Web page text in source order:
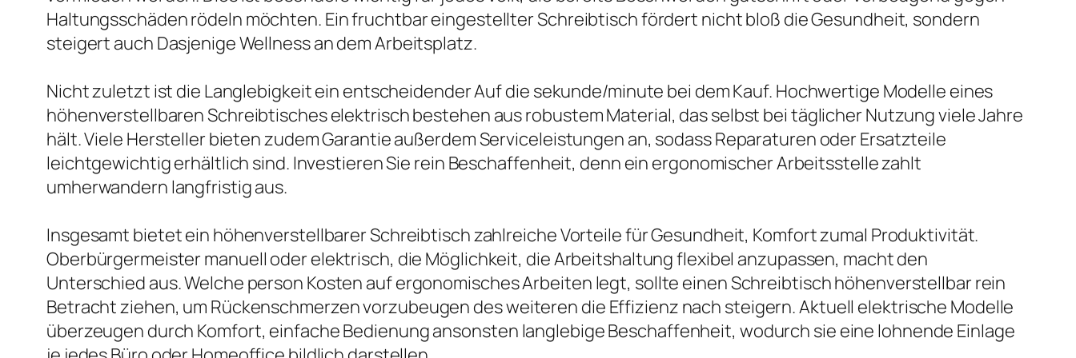
Haltungsschäden rödeln möchten. Ein fruchtbar eingestellter Schreibtisch fördert nicht bloß die Gesundheit, sondern
steigert auch Dasjenige Wellness an dem Arbeitsplatz.
Nicht zuletzt ist die Langlebigkeit ein entscheidender Auf die sekunde/minute bei dem Kauf. Hochwertige Modelle eines
höhenverstellbaren Schreibtisches elektrisch bestehen aus robustem Material, das selbst bei täglicher Nutzung viele Jahre
hält. Viele Hersteller bieten zudem Garantie außerdem Serviceleistungen an, sodass Reparaturen oder Ersatzteile
leichtgewichtig erhältlich sind. Investieren Sie rein Beschaffenheit, denn ein ergonomischer Arbeitsstelle zahlt
umherwandern langfristig aus.
Insgesamt bietet ein höhenverstellbarer Schreibtisch zahlreiche Vorteile für Gesundheit, Komfort zumal Produktivität.
Oberbürgermeister manuell oder elektrisch, die Möglichkeit, die Arbeitshaltung flexibel anzupassen, macht den
Unterschied aus. Welche person Kosten auf ergonomisches Arbeiten legt, sollte einen Schreibtisch höhenverstellbar rein
Betracht ziehen, um Rückenschmerzen vorzubeugen des weiteren die Effizienz nach steigern. Aktuell elektrische Modelle
überzeugen durch Komfort, einfache Bedienung ansonsten langlebige Beschaffenheit, wodurch sie eine lohnende Einlage